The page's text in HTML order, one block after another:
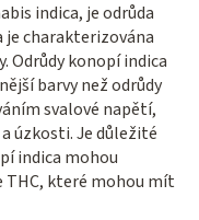
indica, je odrůda
charakterizována
Odrůdy konopí indica
barvy než odrůdy
svalové napětí,
úzkosti. Je důležité
indica mohou
které mohou mít